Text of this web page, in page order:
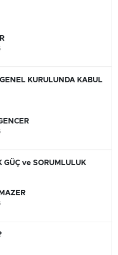
KURULUNDA KABUL
GÜÇ ve SORUMLULUK